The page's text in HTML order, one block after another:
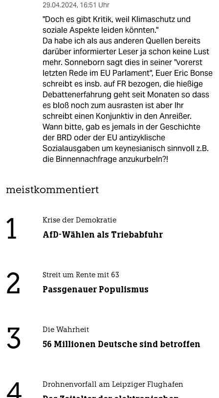
29.04.2024, 16:51 Uhr
"Doch es gibt Kritik, weil Klimaschutz und
soziale Aspekte leiden könnten."
Da habe ich als aus anderen Quellen bereits
darüber informierter Leser ja schon keine Lust
mehr. Sonneborn sagt dies in seiner "vorerst
letzten Rede im EU Parlament", Euer Eric Bonse
schreibt es insb. auf FR bezogen, die hießige
Debattenerfahrung geht seit Monaten so dass
es bloß noch zum ausrasten ist aber Ihr
schreibt einen Konjunktiv in den Anreißer.
Wann bitte, gab es jemals in der Geschichte
der BRD oder der EU antizyklische
Sozialausgaben um keynesianisch sinnvoll z.B.
die Binnennachfrage anzukurbeln?!
meistkommentiert
1 Krise der Demokratie
AfD-Wählen als Triebabfuhr
2 Streit um Rente mit 63
Passgenauer Populismus
3 Die Wahrheit
56 Millionen Deutsche sind betroffen
Drohnenvorfall am Leipziger Flughafen